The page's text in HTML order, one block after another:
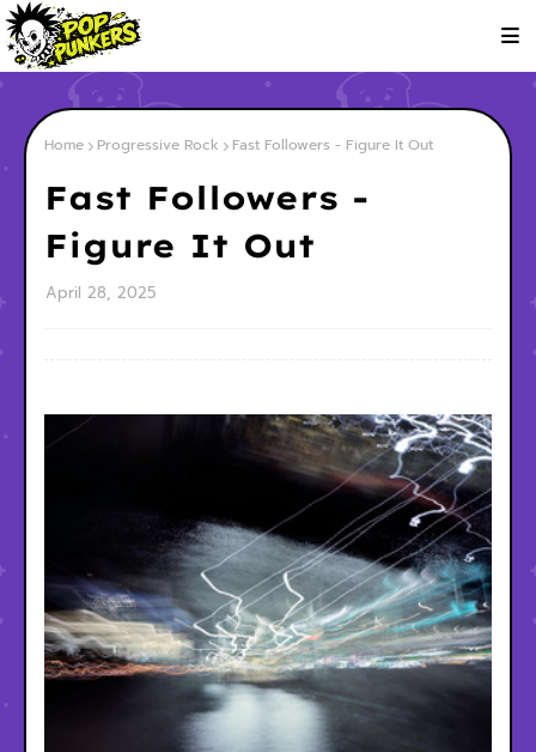
Home Progressive Rock Fast Followers - Figure It Out
Fast Followers -
Figure It Out
April 28, 2025